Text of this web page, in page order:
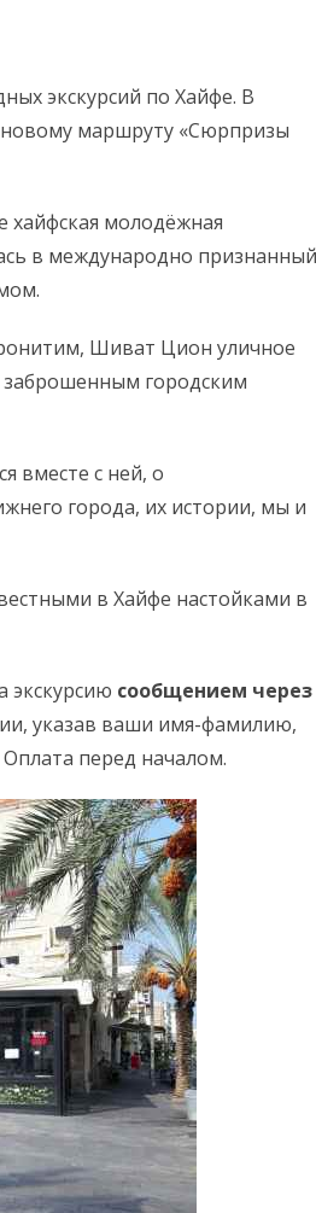
экскурсий по Хайфе. В
новому маршруту «Сюрпризы
хайфская молодёжная
в международно признанный
Шиват Цион уличное
заброшенным городским
вместе с ней, о
города, их истории, мы и
в Хайфе настойками в
экскурсию сообщением через
указав ваши имя-фамилию,
Оплата перед началом.